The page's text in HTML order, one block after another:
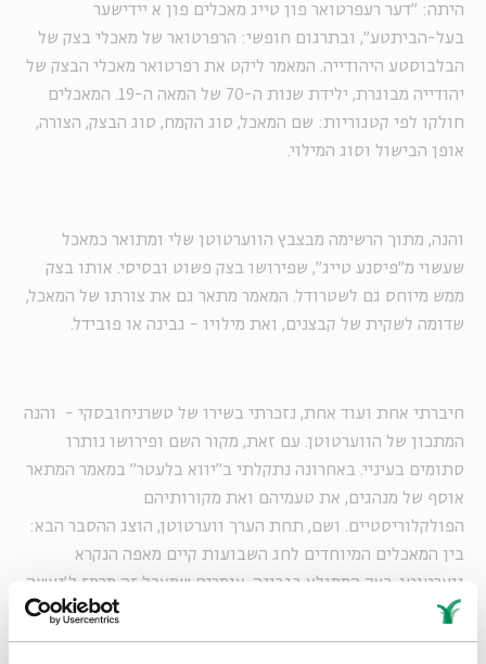
היתה: "דער רעפרטואר פון טייג מאכלים פון א יידישער
בעל-הביתטע", ובתרגום חופשי: הרפרטואר של מאכלי בצק של
הבלבוסטע היהודייה. המאמר ליקט את רפרטואר מאכלי הבצק של
יהודייה מבוגרת, ילידת שנות ה-70 של המאה ה-19. המאכלים
חולקו לפי קטגוריות: שם המאכל, סוג הקמח, סוג הבצק, הצורה,
אופן הבישול וסוג המילוי.
והנה, מתוך הרשימה מבצבץ הווערטוטן שלי ומתואר כמאכל
שעשוי מ"פיסנע טייג", שפירושו בצק פשוט ובסיסי. אותו בצק
ממש מיוחס גם לשטרודל. המאמר מתאר גם את צורתו של המאכל,
שדומה לשקית של קבצנים, ואת מילויו - גבינה או פובידל.
חיברתי אחת ועוד אחת, נזכרתי בשירו של טשרניחובסקי - והנה
המתכון של הווערטוטן. עם זאת, מקור השם ופירושו נותרו
סתומים בעיניי. באחרונה נתקלתי ב"יווא בלעטר" במאמר המתאר
אוסף של מנהגים, את טעמיהם ואת מקורותיהם
הפולקלוריסטיים. ושם, תחת הערך ווערטוטן, הוצג ההסבר הבא:
בין המאכלים המיוחדים לחג השבועות קיים מאפה הנקרא
ווערטוטן, בצק הממולא בגבינה. אומרים שמאכל זה מרמז ל'נעשה
ונשמע'. הא כיצד? הסדר הנורמלי היה צריך להיות הפוך: קודם
נשמע, ורק אחר כך נעשה. אולם, מחמת הנכונות והחשק הגדול